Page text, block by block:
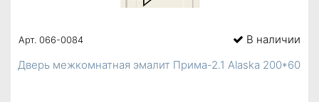
Арт. 066-0084
В наличии
Дверь межкомнатная эмалит Прима-2.1 Alaska 200*60